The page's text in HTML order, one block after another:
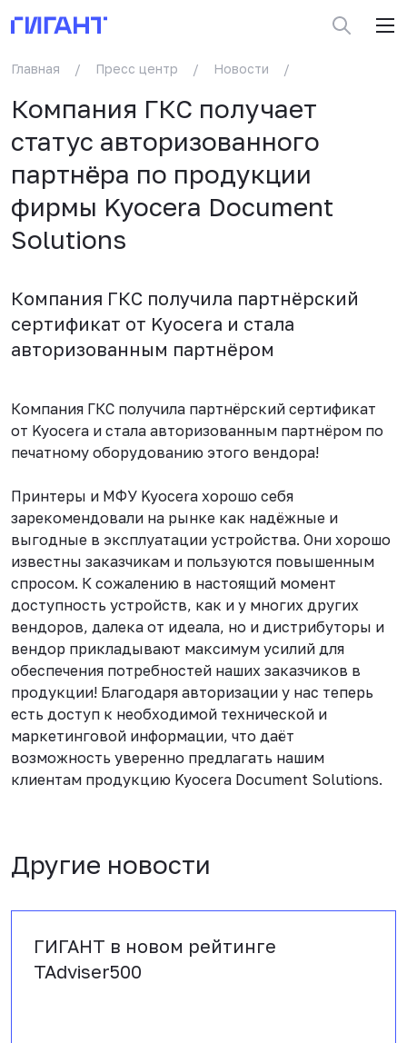
Главная / Пресс центр / Новости /
Компания ГКС получает
статус авторизованного
партнёра по продукции
фирмы Kyocera Document
Solutions
Компания ГКС получила партнёрский
сертификат от Kyocera и стала
авторизованным партнёром
Компания ГКС получила партнёрский сертификат
от Kyocera и стала авторизованным партнёром по
печатному оборудованию этого вендора!
Принтеры и МФУ Kyocera хорошо себя
зарекомендовали на рынке как надёжные и
выгодные в эксплуатации устройства. Они хорошо
известны заказчикам и пользуются повышенным
спросом. К сожалению в настоящий момент
доступность устройств, как и у многих других
вендоров, далека от идеала, но и дистрибуторы и
вендор прикладывают максимум усилий для
обеспечения потребностей наших заказчиков в
продукции! Благодаря авторизации у нас теперь
есть доступ к необходимой технической и
маркетинговой информации, что даёт
возможность уверенно предлагать нашим
клиентам продукцию Kyocera Document Solutions.
Другие новости
ГИГАНТ в новом рейтинге
TAdviser500